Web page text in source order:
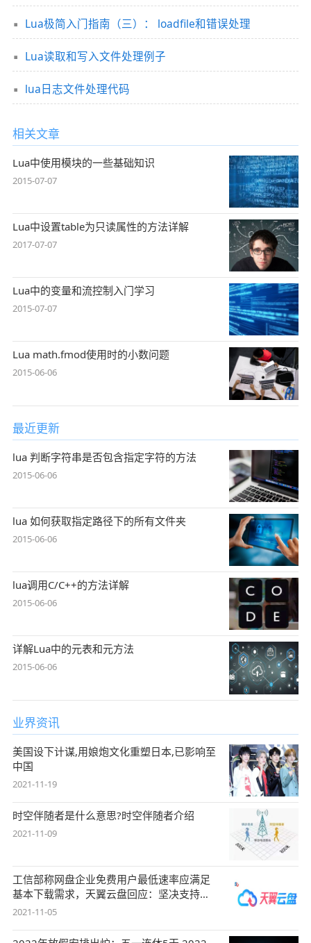
Lua极简入门指南（三）： loadfile和错误处理
Lua读取和写入文件处理例子
lua日志文件处理代码
相关文章
Lua中使用模块的一些基础知识
2015-07-07
Lua中设置table为只读属性的方法详解
2017-07-07
Lua中的变量和流控制入门学习
2015-07-07
Lua math.fmod使用时的小数问题
2015-06-06
最近更新
lua 判断字符串是否包含指定字符的方法
2015-06-06
lua 如何获取指定路径下的所有文件夹
2015-06-06
lua调用C/C++的方法详解
2015-06-06
详解Lua中的元表和元方法
2015-06-06
业界资讯
美国设下计谋,用娘炮文化重塑日本,已影响至
中国
2021-11-19
时空伴随者是什么意思?时空伴随者介绍
2021-11-09
工信部称网盘企业免费用户最低速率应满足
基本下载需求，天翼云盘回应：坚决支持，
始终
2021-11-05